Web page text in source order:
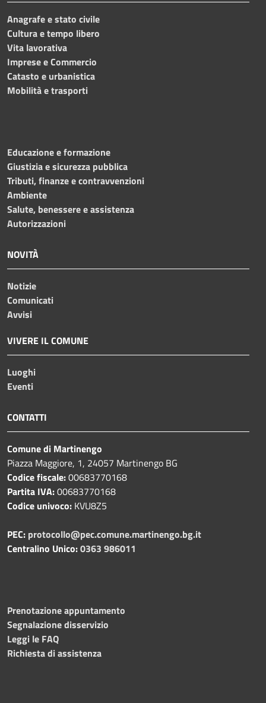
Anagrafe e stato civile
Cultura e tempo libero
Vita lavorativa
Imprese e Commercio
Catasto e urbanistica
Mobilità e trasporti
Educazione e formazione
Giustizia e sicurezza pubblica
Tributi, finanze e contravvenzioni
Ambiente
Salute, benessere e assistenza
Autorizzazioni
NOVITÀ
Notizie
Comunicati
Avvisi
VIVERE IL COMUNE
Luoghi
Eventi
CONTATTI
Comune di Martinengo
Piazza Maggiore, 1, 24057 Martinengo BG
Codice fiscale:00683770168
Partita IVA:00683770168
Codice univoco: KVU8Z5
PEC: protocollo@pec.comune.martinengo.bg.it
Centralino Unico:0363 986011
Prenotazione appuntamento
Segnalazione disservizio
Leggi le FAQ
Richiesta di assistenza